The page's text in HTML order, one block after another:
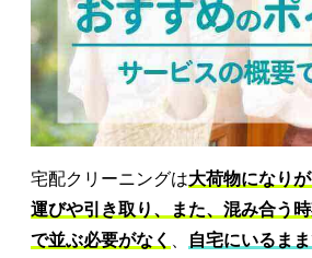
宅配クリーニングは大荷物になり
運びや引き取り、また、混み合う
で並ぶ必要がなく
自宅にいるま